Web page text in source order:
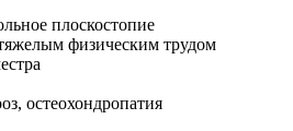
плоскостопие
физическим трудом
остеохондропатия